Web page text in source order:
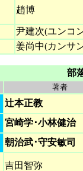
趙博
尹建次(ユンコ
姜尚中(カンサ
部
著者
辻本正教
宮崎学･小林健治
朝治武･守安敏司
吉田智弥